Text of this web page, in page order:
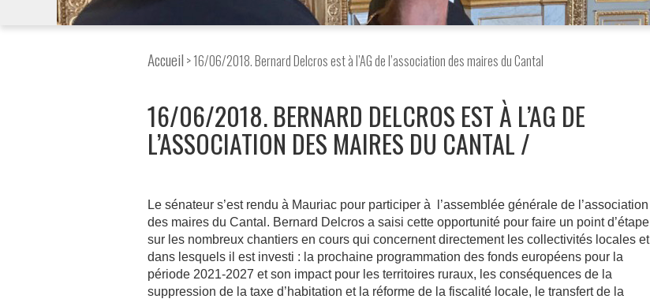
Accueil > 16/06/2018. Bernard Delcros est à l’AG de l’association des maires du Cantal
16/06/2018. BERNARD DELCROS EST À L’AG DE
L’ASSOCIATION DES MAIRES DU CANTAL
Le sénateur s’est rendu à Mauriac pour participer à l’assemblée générale de l’association
des maires du Cantal. Bernard Delcros a saisi cette opportunité pour faire un point d’étape
sur les nombreux chantiers en cours qui concernent directement les collectivités locales et
dans lesquels il est investi : la prochaine programmation des fonds européens pour la
période 2021-2027 et son impact pour les territoires ruraux, les conséquences de la
suppression de la taxe d’habitation et la réforme de la fiscalité locale, le transfert de la